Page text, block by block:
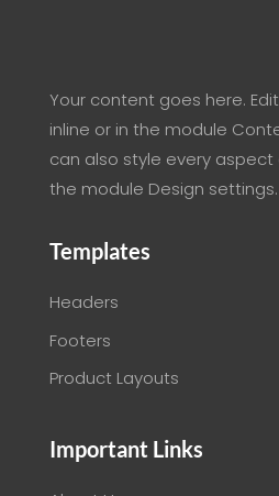
Your content goes here.
inline or in the module
can also style every
the module Design settings.
Templates
Headers
Footers
Product Layouts
Important Links